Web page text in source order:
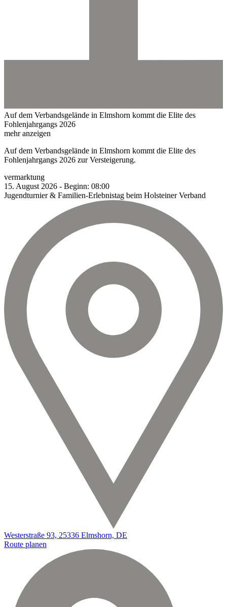
Auf dem Verbandsgelände in Elmshorn kommt die Elite des
Fohlenjahrgangs 2026
mehr anzeigen
Auf dem Verbandsgelände in Elmshorn kommt die Elite des
Fohlenjahrgangs 2026 zur Versteigerung.
vermarktung
15. August 2026 - Beginn: 08:00
Jugendturnier & Familien-Erlebnistag beim Holsteiner Verband
Westerstraße 93, 25336 Elmshorn, DE
Route planen